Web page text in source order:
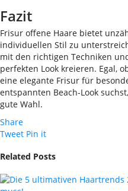
Fazit
Frisur offene Haare bietet
individuellen Stil zu
mit den richtigen Techniken
perfekten Look kreieren. Egal,
eine elegante Frisur für
entspannten Beach-Look
gute Wahl.
Share
Tweet Pin it
Related Posts